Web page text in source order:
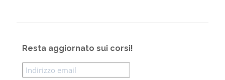
Resta aggiornato sui corsi!